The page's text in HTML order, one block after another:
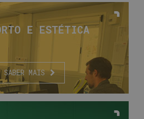
E ESTÉTICA
SABER MAIS